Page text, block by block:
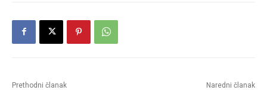
Prethodni članak Naredni članak